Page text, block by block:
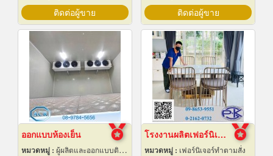
ติดต่อผู้ขาย ติดต่อผู้ขาย
ออกแบบห้องเย็น
หมวดหมู่ : ผู้ผลิตและออกแบบติดตั้งห้องเย็น
โรงงานผลิตเฟอร์นิเจอร์สเตนเลสหรู
หมวดหมู่ : เฟอร์นิเจอร์ทำตามสั่ง